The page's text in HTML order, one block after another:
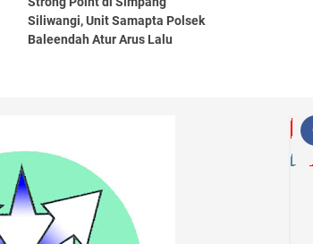
Siliwangi, Unit Samapta Polsek
Baleendah Atur Arus Lalu